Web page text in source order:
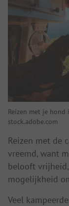
Reizen met je
stock.adobe.com
Reizen met de
vreemd, want
belooft
mogelijkheid
Veel